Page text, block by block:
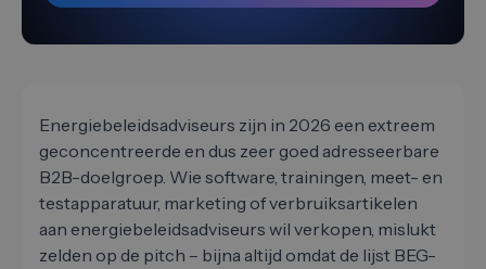
Energiebeleidsadviseurs zijn in 2026 een extreem
geconcentreerde en dus zeer goed adresseerbare
B2B-doelgroep. Wie software, trainingen, meet- en
testapparatuur, marketing of verbruiksartikelen
aan energiebeleidsadviseurs wil verkopen, mislukt
zelden op de pitch – bijna altijd omdat de lijst BEG-